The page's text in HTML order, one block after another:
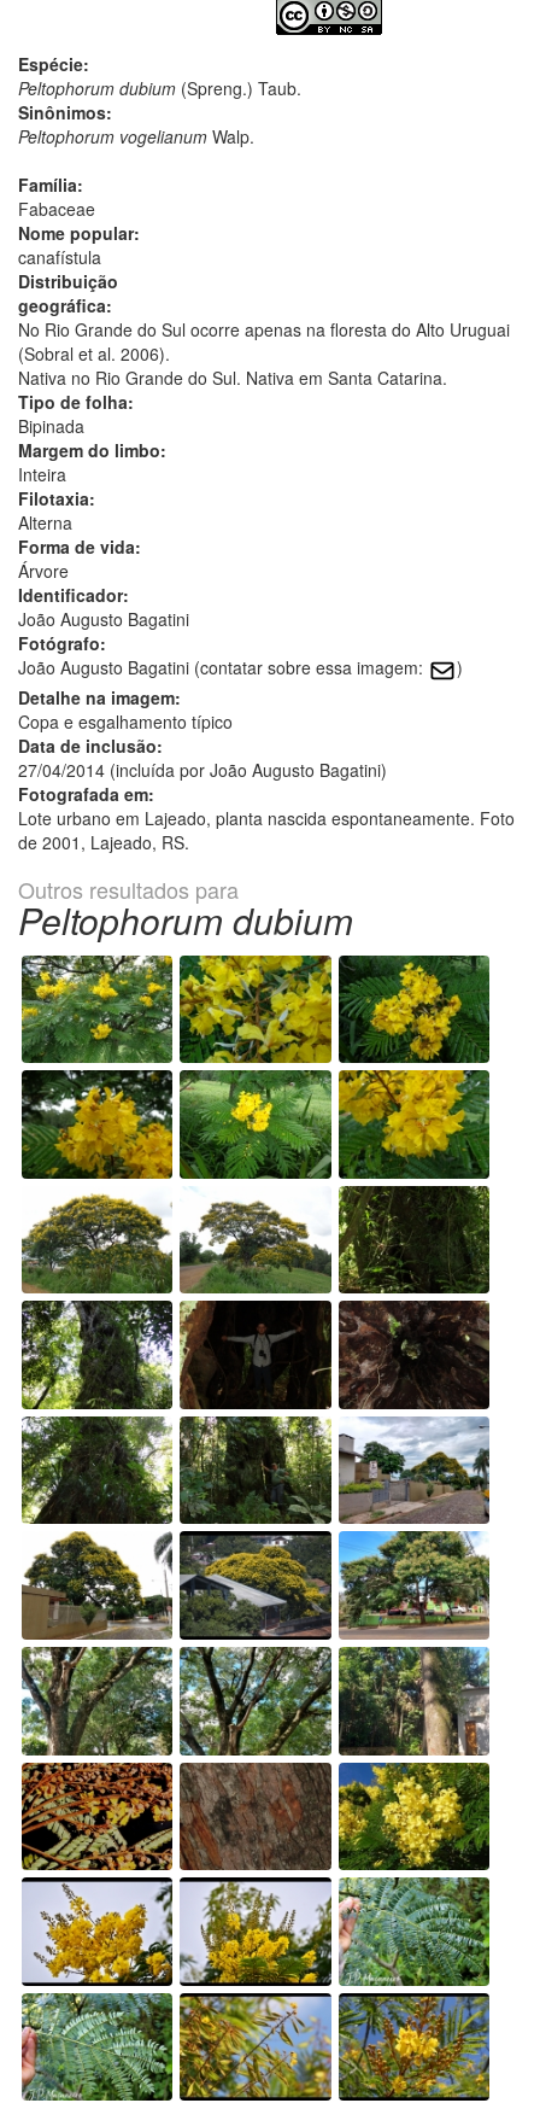
Espécie:
Peltophorum dubium (Spreng.) Taub.
Sinônimos:
Peltophorum vogelianum Walp.
Família:
Fabaceae
Nome popular:
canafístula
Distribuição
geográfica:
No Rio Grande do Sul ocorre apenas na floresta do Alto Uruguai
(Sobral et al. 2006).
Nativa no Rio Grande do Sul. Nativa em Santa Catarina.
Tipo de folha:
Bipinada
Margem do limbo:
Inteira
Filotaxia:
Alterna
Forma de vida:
Árvore
Identificador:
João Augusto Bagatini
Fotógrafo:
João Augusto Bagatini (contatar sobre essa imagem:
)
Detalhe na imagem:
Copa e esgalhamento típico
Data de inclusão:
27/04/2014 (incluída por João Augusto Bagatini)
Fotografada em:
Lote urbano em Lajeado, planta nascida espontaneamente. Foto
de 2001, Lajeado, RS.
Outros resultados para
Peltophorum dubium